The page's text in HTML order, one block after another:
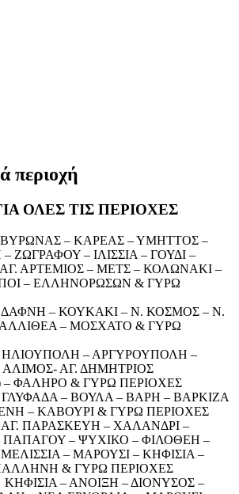
περιοχή
ΟΛΕΣ ΤΙΣ ΠΕΡΙΟΧΕΣ
ΒΥΡΩΝΑΣ – ΚΑΡΕΑΣ – ΥΜΗΤΤΟΣ –
ΖΩΓΡΑΦΟΥ – ΙΛΙΣΣΙΑ – ΓΟΥΔΙ –
ΑΡΤΕΜΙΟΣ – ΜΕΤΣ – ΚΟΛΩΝΑΚΙ –
– ΕΛΛΗΝΟΡΩΣΩΝ & ΓΥΡΩ
ΔΑΦΝΗ – ΚΟΥΚΑΚΙ – Ν. ΚΟΣΜΟΣ – Ν.
– ΜΟΣΧΑΤΟ & ΓΥΡΩ
ΗΛΙΟΥΠΟΛΗ – ΑΡΓΥΡΟΥΠΟΛΗ –
ΑΓ. ΔΗΜΗΤΡΙΟΣ
ΦΑΛΗΡΟ & ΓΥΡΩ ΠΕΡΙΟΧΕΣ
ΓΛΥΦΑΔΑ – ΒΟΥΛΑ – ΒΑΡΗ – ΒΑΡΚΙΖΑ
– ΚΑΒΟΥΡΙ & ΓΥΡΩ ΠΕΡΙΟΧΕΣ
ΑΓ. ΠΑΡΑΣΚΕΥΗ – ΧΑΛΑΝΔΡΙ –
ΠΑΠΑΓΟΥ – ΨΥΧΙΚΟ – ΦΙΛΟΘΕΗ –
– ΜΑΡΟΥΣΙ – ΚΗΦΙΣΙΑ –
& ΓΥΡΩ ΠΕΡΙΟΧΕΣ
ΚΗΦΙΣΙΑ – ΑΝΟΙΞΗ – ΔΙΟΝΥΣΟΣ –